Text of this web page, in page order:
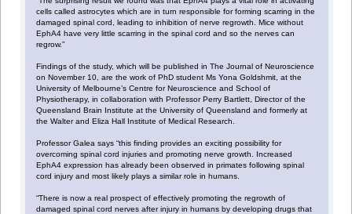
cells called astrocytes which are in turn responsible for forming scarring in the
damaged spinal cord, leading to inhibition of nerve regrowth. Mice without
EphA4 have very little scarring in the spinal cord and so the nerves can
regrow.”
Findings of the study, which will be published in The Journal of Neuroscience
on November 10, are the work of PhD student Ms Yona Goldshmit, at the
University of Melbourne’s Centre for Neuroscience and School of
Physiotherapy, in collaboration with Professor Perry Bartlett, Director of the
Queensland Brain Institute at the University of Queensland and formerly at
the Walter and Eliza Hall Institute of Medical Research.
Professor Galea says “this finding provides an exciting possibility for
overcoming spinal cord injuries and promoting nerve growth. Increased
EphA4 expression has already been observed in primates following spinal
cord injury and most likely plays a similar role in humans.
“There is now a real prospect of effectively promoting the regrowth of
damaged spinal cord nerves after injury in humans by developing drugs that